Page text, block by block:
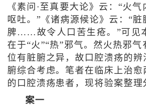
《素问·至真要大论》云：“火
呕吐。”《诸病源候论》云：“脏
脾……故令人口苦生疮。”可见
在于“火”“热”邪气。然火热邪
位有脏腑之异，故口腔溃疡的辨
腑综合考虑。笔者在临床上治愈
的口腔溃疡患者，现将验案整理
案一